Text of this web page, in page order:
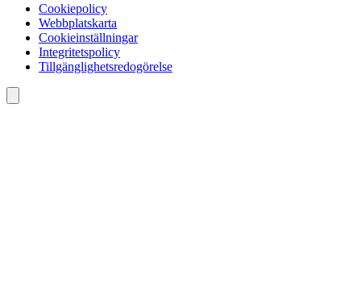
Cookiepolicy
Webbplatskarta
Cookieinställningar
Integritetspolicy
Tillgänglighetsredogörelse